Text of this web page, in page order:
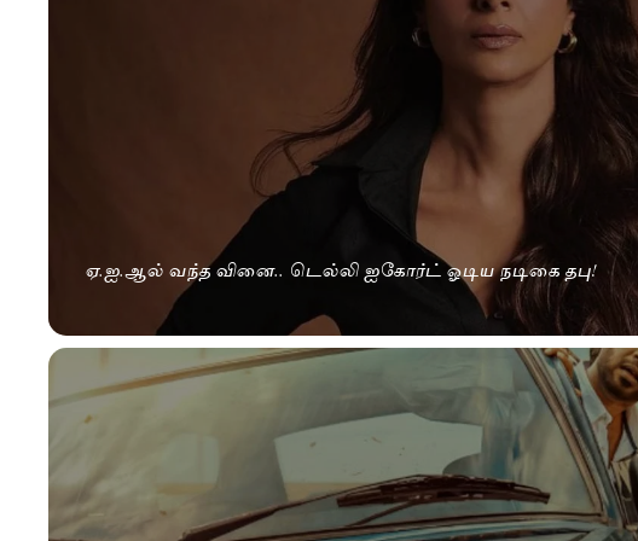
ஏ.ஐ.ஆல் வந்த வினை.. டெல்லி ஐகோர்ட் ஓடிய நடிகை தபு!